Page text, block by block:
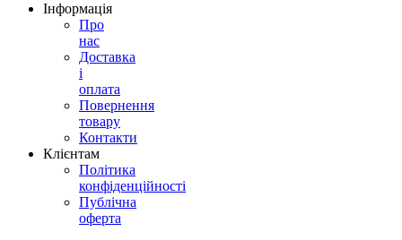
Інформація
Про
нас
Доставка
і
оплата
Повернення
товару
Контакти
Клієнтам
Політика
конфіденційності
Публічна
оферта